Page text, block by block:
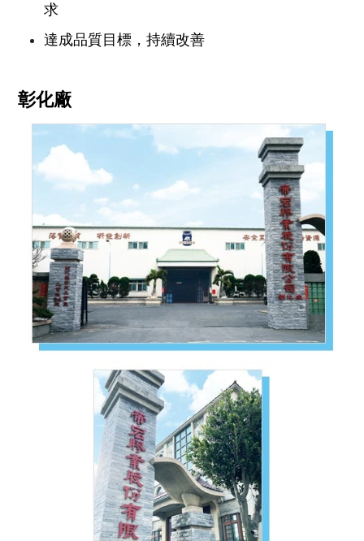
求
達成品質目標，持續改善
彰化廠